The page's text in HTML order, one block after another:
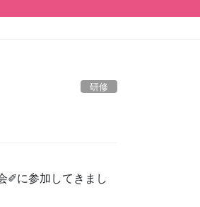
研修
✐に参加してきまし